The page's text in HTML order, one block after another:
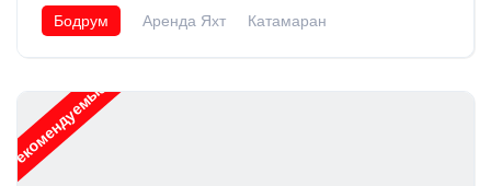
Бодрум Аренда Яхт Катамаран
Рекомендуемые